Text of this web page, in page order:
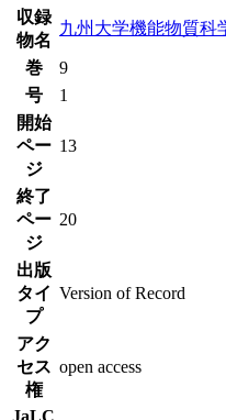
収録
物名
九州大学機能物質科
巻
9
号
1
開始
ペー
ジ
13
終了
ペー
ジ
20
出版
タイ
プ
Version of Record
アク
セス
権
open access
JaLC